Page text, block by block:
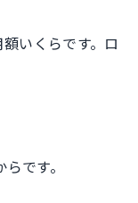
いくらです。ロ
です。